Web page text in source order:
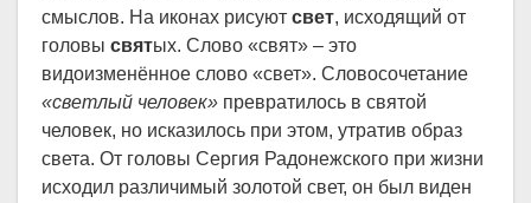
смыслов. На иконах рисуют свет, исходящий от
головы святых. Слово «свят» – это
видоизменённое слово «свет». Словосочетание
«светлый человек» превратилось в святой
человек, но исказилось при этом, утратив образ
света. От головы Сергия Радонежского при жизни
исходил различимый золотой свет, он был виден